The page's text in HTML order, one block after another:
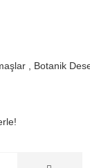
Botanik